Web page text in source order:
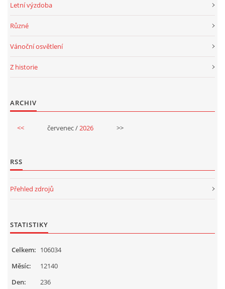
Letní výzdoba
Různé
Vánoční osvětlení
Z historie
ARCHIV
<< červenec /2026 >>
RSS
Přehled zdrojů
STATISTIKY
Celkem: 106034
Měsíc:
12140
Den:
236